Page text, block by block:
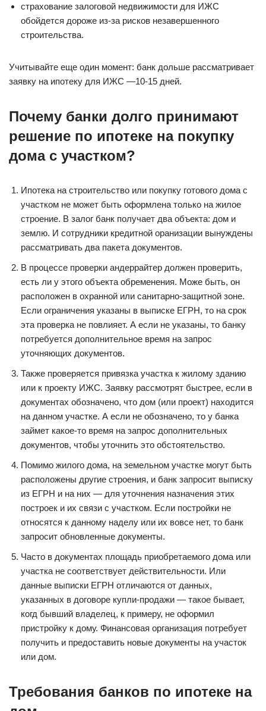
страхование залоговой недвижимости для ИЖС
обойдется дороже из-за рисков незавершенного
строительства.
Учитывайте еще один момент: банк дольше рассматривает
заявку на ипотеку для ИЖС —10-15 дней.
Почему банки долго принимают
решение по ипотеке на покупку
дома с участком?
Ипотека на строительство или покупку готового дома с
участком не может быть оформлена только на жилое
строение. В залог банк получает два объекта: дом и
землю. И сотрудники кредитной оранизации вынуждены
рассматривать два пакета документов.
В процессе проверки андеррайтер должен проверить,
есть ли у этого объекта обременения. Може быть, он
расположен в охранной или санитарно-защитной зоне.
Если ограничения указаны в выписке ЕГРН, то на срок
эта проверка не повлияет. А если не указаны, то банку
потребуется дополнительное время на запрос
уточняющих документов.
Также проверяется привязка участка к жилому зданию
или к проекту ИЖС. Заявку рассмотрят быстрее, если в
документах обозначено, что дом (или проект) находится
на данном участке. А если не обозначено, то у банка
займет какое-то время на запрос дополнительных
документов, чтобы уточнить это обстоятельство.
Помимо жилого дома, на земельном участке могут быть
расположены другие строения, и банк запросит выписку
из ЕГРН и на них — для уточнения назначения этих
построек и их связи с участком. Если постройки не
относятся к данному наделу или их вовсе нет, то банк
запросит обновленные документы.
Часто в документах площадь приобретаемого дома или
участка не соответствует действительности. Или
данные выписки ЕГРН отличаются от данных,
указанных в договоре купли-продажи — такое бывает,
когд бывший владелец, к примеру, не оформил
пристройку к дому. Финансовая организация потребует
получить и предоставить новые документы на участок
или дом.
Требования банков по ипотеке на